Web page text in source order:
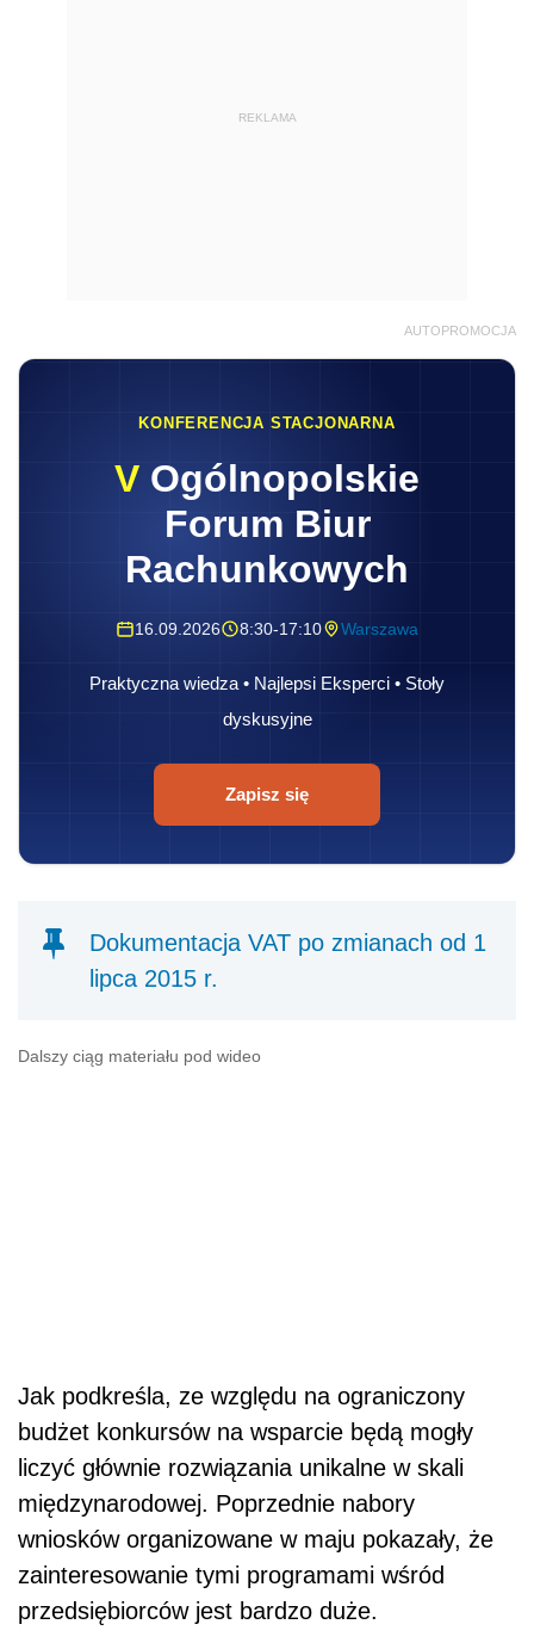
REKLAMA
AUTOPROMOCJA
KONFERENCJA STACJONARNA
V Ogólnopolskie
Forum Biur
Rachunkowych
16.09.2026 8:30-17:10 Warszawa
Praktyczna wiedza • Najlepsi Eksperci • Stoły
dyskusyjne
Zapisz się
Dokumentacja VAT po zmianach od 1
lipca 2015 r.
Dalszy ciąg materiału pod wideo
Jak podkreśla, ze względu na ograniczony
budżet konkursów na wsparcie będą mogły
liczyć głównie rozwiązania unikalne w skali
międzynarodowej. Poprzednie nabory
wniosków organizowane w maju pokazały, że
zainteresowanie tymi programami wśród
przedsiębiorców jest bardzo duże.